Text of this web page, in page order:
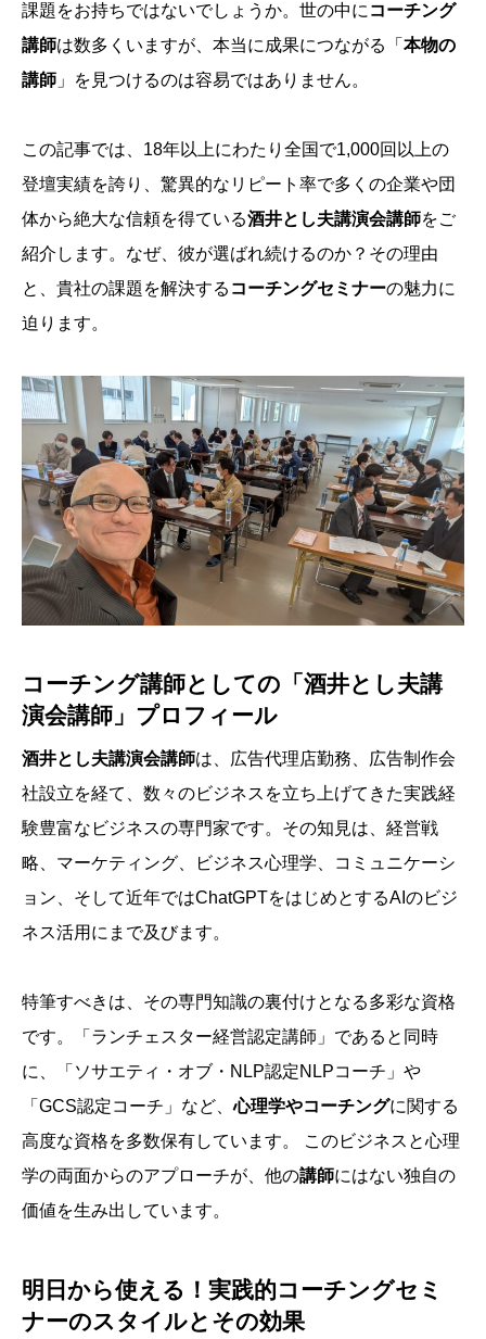
課題をお持ちではないでしょうか。世の中に コーチング
講師は数多くいますが、本当に成果につながる「 本物の
講師 」を見つけるのは容易ではありません。
この記事では、18年以上にわたり全国で1,000回以上の
登壇実績を誇り、驚異的なリピート率で多くの企業や団
体から絶大な信頼を得ている酒井とし夫講演会講師をご
紹介します。なぜ、彼が選ばれ続けるのか？その理由
と、貴社の課題を解決する コーチングセミナーの魅力に
迫ります。
コーチング講師としての「酒井とし夫講
演会講師」プロフィール
酒井とし夫講演会講師は、広告代理店勤務、広告制作会
社設立を経て、数々のビジネスを立ち上げてきた実践経
験豊富なビジネスの専門家です。その知見は、経営戦
略、マーケティング、ビジネス心理学、コミュニケーシ
ョン、そして近年ではChatGPTをはじめとするAIのビジ
ネス活用にまで及びます。
特筆すべきは、その専門知識の裏付けとなる多彩な資格
です。「ランチェスター経営認定講師」であると同時
に、「ソサエティ・オブ・NLP認定NLPコーチ」や
「GCS認定コーチ」など、心理学やコーチングに関する
高度な資格を多数保有しています。 このビジネスと心理
学の両面からのアプローチが、他の講師にはない独自の
価値を生み出しています。
明日から使える！実践的コーチングセミ
ナーのスタイルとその効果